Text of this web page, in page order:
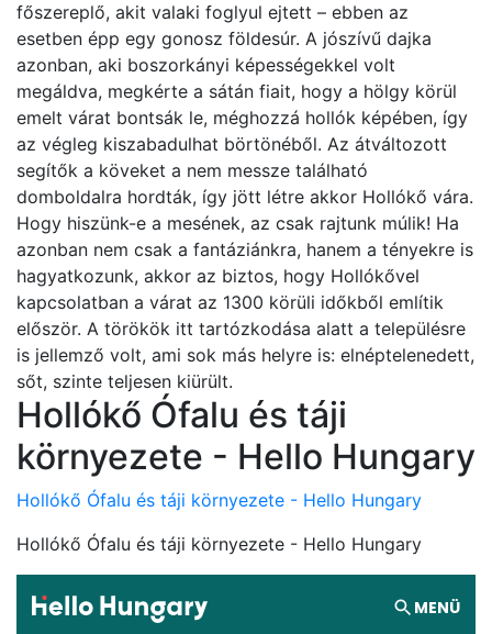
főszereplő, akit valaki foglyul ejtett – ebben az
esetben épp egy gonosz földesúr. A jószívű dajka
azonban, aki boszorkányi képességekkel volt
megáldva, megkérte a sátán fiait, hogy a hölgy körül
emelt várat bontsák le, méghozzá hollók képében, így
az végleg kiszabadulhat börtönéből. Az átváltozott
segítők a köveket a nem messze található
domboldalra hordták, így jött létre akkor Hollókő vára.
Hogy hiszünk-e a mesének, az csak rajtunk múlik! Ha
azonban nem csak a fantáziánkra, hanem a tényekre is
hagyatkozunk, akkor az biztos, hogy Hollókővel
kapcsolatban a várat az 1300 körüli időkből említik
először. A törökök itt tartózkodása alatt a településre
is jellemző volt, ami sok más helyre is: elnéptelenedett,
sőt, szinte teljesen kiürült.
Hollókő Ófalu és táji
környezete - Hello Hungary
Hollókő Ófalu és táji környezete - Hello Hungary
Hollókő Ófalu és táji környezete - Hello Hungary